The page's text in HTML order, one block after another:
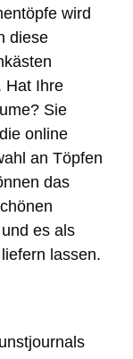
wird
diese
Hat Ihre
Sie
online
an Töpfen
das
es als
lassen.